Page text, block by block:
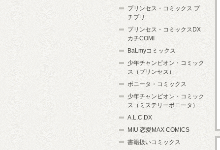
プリンセス・コミックス プ
チプリ
プリンセス・コミックスDX
カチCOMI
BaLmyコミックス
少年チャンピオン・コミック
ス（プリンセス）
ボニータ・コミックス
少年チャンピオン・コミック
ス（ミステリーボニータ）
A.L.C.DX
MIU 恋愛MAX COMICS
書籍扱いコミックス